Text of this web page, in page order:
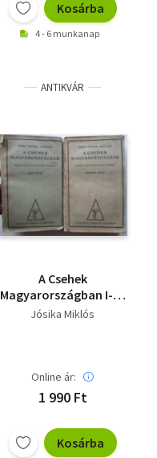
Kosárba
4 - 6 munkanap
ANTIKVÁR
A Csehek
Magyarországban I-III.
Korrajz Mátyás Király
Jósika Miklós
Online ár:
1 990 Ft
Kosárba